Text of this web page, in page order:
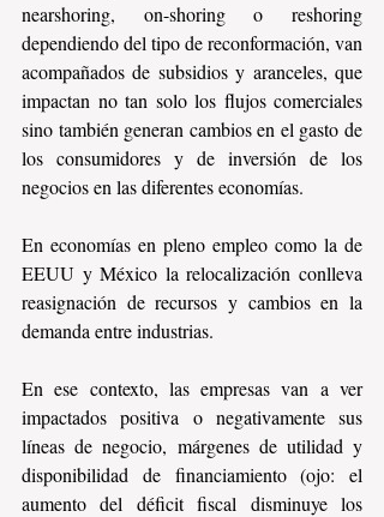
nearshoring, on-shoring o reshoring
dependiendo del tipo de reconformación, van
acompañados de subsidios y aranceles, que
impactan no tan solo los flujos comerciales
sino también generan cambios en el gasto de
los consumidores y de inversión de los
negocios en las diferentes economías.
En economías en pleno empleo como la de
EEUU y México la relocalización conlleva
reasignación de recursos y cambios en la
demanda entre industrias.
En ese contexto, las empresas van a ver
impactados positiva o negativamente sus
líneas de negocio, márgenes de utilidad y
disponibilidad de financiamiento (ojo: el
aumento del déficit fiscal disminuye los